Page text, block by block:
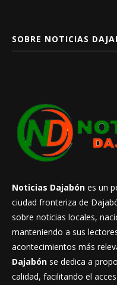
SOBRE NOTICIAS
Noticias Dajabón es un
ciudad fronteriza de
sobre noticias locales,
manteniendo a sus
acontecimientos más
Dajabón se dedica a
calidad, facilitando el